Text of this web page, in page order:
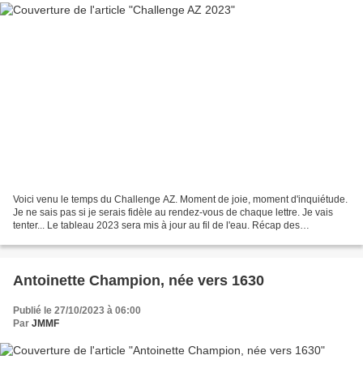
Voici venu le temps du Challenge AZ. Moment de joie, moment d'inquiétude.
Je ne sais pas si je serais fidèle au rendez-vous de chaque lettre. Je vais
tenter... Le tableau 2023 sera mis à jour au fil de l'eau. Récap des
Antoinette Champion, née vers 1630
Publié le 27/10/2023 à 06:00
Par JMMF